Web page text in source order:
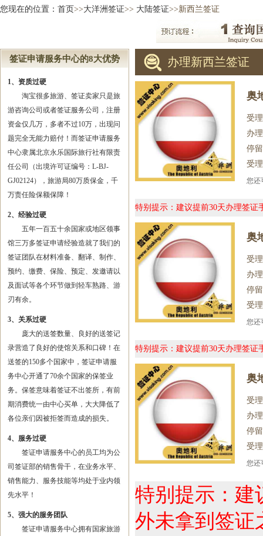
您现在的位置： 首页>>大洋洲签证>> 大陆签证>>新西兰签证
签证申请服务中心的8大优势
1、资质过硬
淘宝很多旅游、签证卖家只是旅
游咨询公司或者签证服务公司，注册
资金仅几万，多者不过10万，出现问
题完全无能力赔付！而签证申请服务
中心隶属北京永乐国际旅行社有限责
任公司（出境许可证编号：L-BJ-
GJ02124），旅游局80万质保金，千
万责任险保额保障！
2、经验过硬
五年一百五十余国家或地区领事
馆三万多签证申请经验造就了我们的
签证团队在材料准备、翻译、制作、
预约、缴费、保险、预定、发邀请以
及面试等各个环节做到轻车熟路、游
刃有余。
3、关系过硬
庞大的送签数量、良好的送签记
录营造了良好的使馆关系和口碑！在
送签的150多个国家中，签证申请服
务中心开通了70余个国家的保签业
务。保签意味着签证不出签所，有前
期消费统一由中心买单，大大降低了
各位亲们因被拒签而造成的损失。
4、服务过硬
签证申请服务中心的员工均为公
司签证部的销售骨干，在业务水平、
销售能力、服务技能等均处于业内领
先水平！
5、强大的服务团队
签证申请服务中心拥有国家旅游
办理新西兰签证
奥
受
办
停
受
您
特别提示：建议提前30天办理签
奥
受
办
停
受
您
特别提示：建议提前30天办理签
奥
受
办
停
受
您
特别提示：建
外未拿到签证